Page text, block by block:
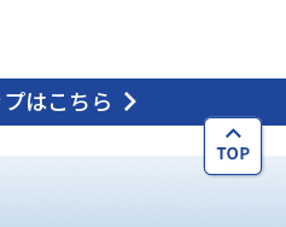
はこちら